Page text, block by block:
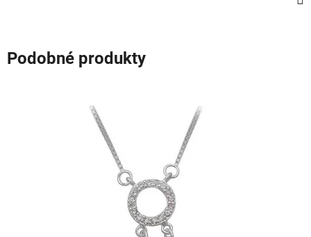
Podobné produkty